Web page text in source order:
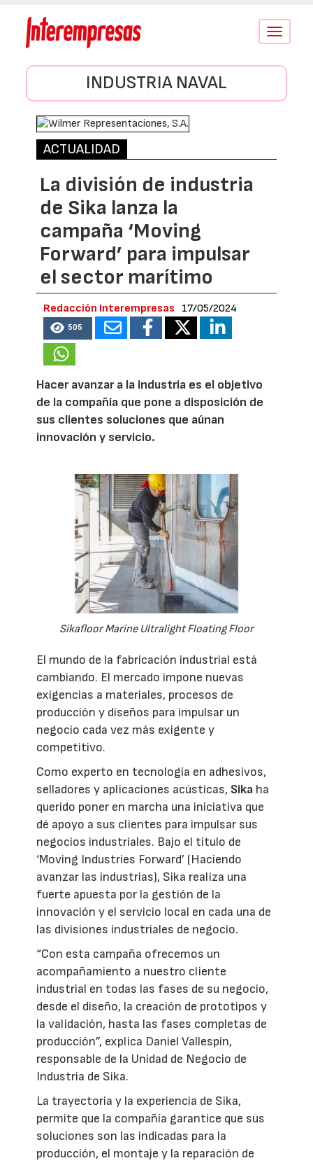
Conmutar
INDUSTRIA NAVAL
ACTUALIDAD
La división de industria
de Sika lanza la
campaña ‘Moving
Forward’ para impulsar
el sector marítimo
Redacción Interempresas 17/05/2024
505
Hacer avanzar a la industria es el objetivo
de la compañía que pone a disposición de
sus clientes soluciones que aúnan
innovación y servicio.
Sikafloor Marine Ultralight Floating Floor
El mundo de la fabricación industrial está
cambiando. El mercado impone nuevas
exigencias a materiales, procesos de
producción y diseños para impulsar un
negocio cada vez más exigente y
competitivo.
Como experto en tecnología en adhesivos,
selladores y aplicaciones acústicas, Sika ha
querido poner en marcha una iniciativa que
dé apoyo a sus clientes para impulsar sus
negocios industriales. Bajo el título de
‘Moving Industries Forward’ (Haciendo
avanzar las industrias), Sika realiza una
fuerte apuesta por la gestión de la
innovación y el servicio local en cada una de
las divisiones industriales de negocio.
“Con esta campaña ofrecemos un
acompañamiento a nuestro cliente
industrial en todas las fases de su negocio,
desde el diseño, la creación de prototipos y
la validación, hasta las fases completas de
producción”, explica Daniel Vallespín,
responsable de la Unidad de Negocio de
Industria de Sika.
La trayectoria y la experiencia de Sika,
permite que la compañía garantice que sus
soluciones son las indicadas para la
producción, el montaje y la reparación de